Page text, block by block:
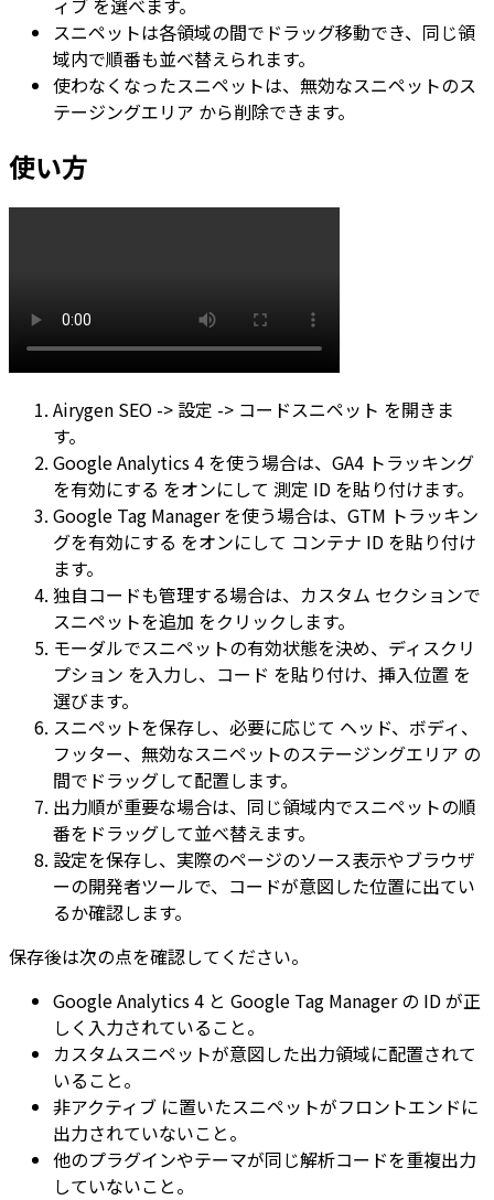
ィブ を選べます。
スニペットは各領域の間でドラッグ移動でき、同じ領
域内で順番も並べ替えられます。
使わなくなったスニペットは、 無効なスニペットのス
テージングエリア から削除できます。
使い方
Airygen SEO -> 設定 -> コードスニペット を開きま
す。
Google Analytics 4 を使う場合は、 GA4 トラッキング
を有効にする をオンにして 測定 ID を貼り付けます。
Google Tag Managerを使う場合は、 GTM トラッキン
グを有効にする をオンにして コンテナ ID を貼り付け
ます。
独自コードも管理する場合は、 カスタム セクションで
スニペットを追加 をクリックします。
モーダルでスニペットの有効状態を決め、 ディスクリ
プション を入力し、 コード を貼り付け、 挿入位置 を
選びます。
スニペットを保存し、必要に応じて ヘッド、 ボディ、
フッター、 無効なスニペットのステージングエリア の
間でドラッグして配置します。
出力順が重要な場合は、同じ領域内でスニペットの順
番をドラッグして並べ替えます。
設定を保存し、実際のページのソース表示やブラウザ
ーの開発者ツールで、コードが意図した位置に出てい
るか確認します。
保存後は次の点を確認してください。
Google Analytics 4 と Google Tag Managerの ID が正
しく入力されていること。
カスタムスニペットが意図した出力領域に配置されて
いること。
非アクティブ に置いたスニペットがフロントエンドに
出力されていないこと。
他のプラグインやテーマが同じ解析コードを重複出力
していないこと。